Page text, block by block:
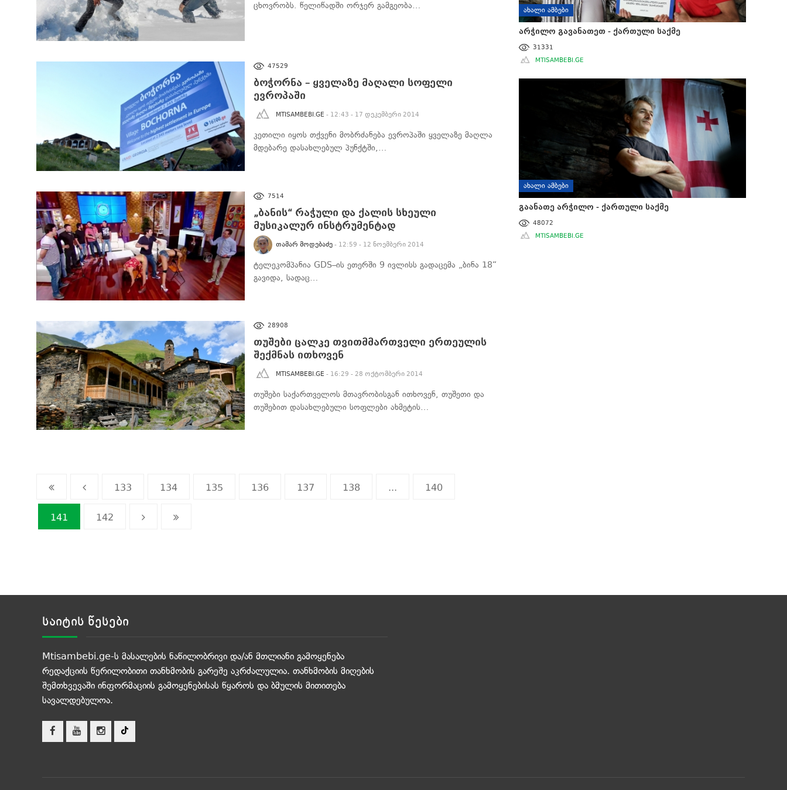
ცხოვრობს. წელიწადში ორჯერ გამგეობა…
47529
ბოჭორნა – ყველაზე მაღალი სოფელი
ევროპაში
MTISAMBEBI.GE - 12:43 - 17 დეკემბერი 2014
კეთილი იყოს თქვენი მობრძანება ევროპაში ყველაზე მაღლა
მდებარე დასახლებულ პუნქტში,…
7514
„ბანის“ რაჭული და ქალის სხეული
მუსიკალურ ინსტრუმენტად
ᲗᲐᲛᲐᲠ ᲛᲝᲓᲔᲑᲐᲫᲔ - 12:59 - 12 ნოემბერი 2014
ტელეკომპანია GDS–ის ეთერში 9 ივლისს გადაცემა „ბინა 18“
გავიდა, სადაც…
28908
თუშები ცალკე თვითმმართველი ერთეულის
შექმნას ითხოვენ
MTISAMBEBI.GE - 16:29 - 28 ოქტომბერი 2014
თუშები საქართველოს მთავრობისგან ითხოვენ, თუშეთი და
თუშებით დასახლებული სოფლები ახმეტის…
133 134 135 136 137 138 ... 140
141 142
ᲐᲮᲐᲚᲘ ᲐᲛᲑᲔᲑᲘ
არჭილო გავანათეთ - ქართული საქმე
31331
MTISAMBEBI.GE
ᲐᲮᲐᲚᲘ ᲐᲛᲑᲔᲑᲘ
გაანათე არჭილო - ქართული საქმე
48072
MTISAMBEBI.GE
საიტის წესები
Mtisambebi.ge-ს მასალების ნაწილობრივი და/ან მთლიანი გამოყენება
რედაქციის წერილობითი თანხმობის გარეშე აკრძალულია. თანხმობის მიღების
შემთხვევაში ინფორმაციის გამოყენებისას წყაროს და ბმულის მითითება
სავალდებულოა.